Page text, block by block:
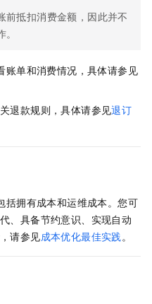
前抵扣消费金额，因此并不
账单和消费情况，具体请参见
退款规则，具体请参见退订
括拥有成本和运维成本。您可
、具备节约意识、实现自动
请参见成本优化最佳实践 。